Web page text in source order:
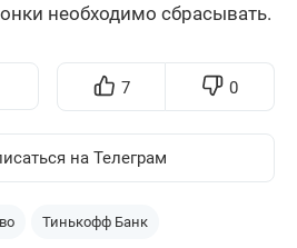
необходимо сбрасывать.
7 0
на Телеграм
Тинькофф Банк